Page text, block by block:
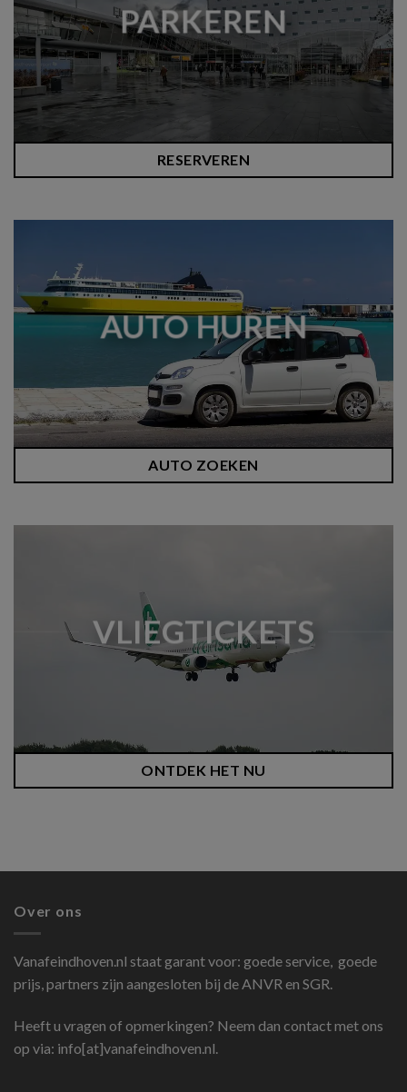
PARKEREN
RESERVEREN
AUTO HUREN
AUTO ZOEKEN
VLIEGTICKETS
ONTDEK HET NU
Over ons
Vanafeindhoven.nl staat garant voor: goede service, goede
prijs, partners zijn aangesloten bij de ANVR en SGR.
Heeft u vragen of opmerkingen? Neem dan contact met ons
op via: info[at]vanafeindhoven.nl.